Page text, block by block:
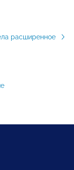
расширенное